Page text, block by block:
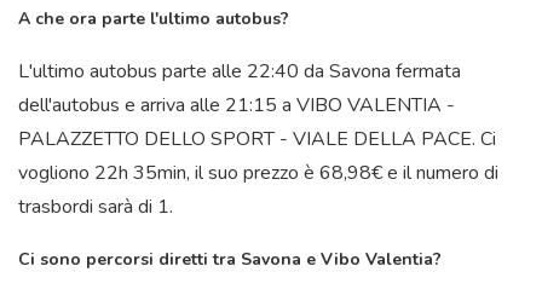
A che ora parte l'ultimo autobus?
L'ultimo autobus parte alle 22:40 da Savona fermata
dell'autobus e arriva alle 21:15 a VIBO VALENTIA -
PALAZZETTO DELLO SPORT - VIALE DELLA PACE. Ci
vogliono 22h 35min, il suo prezzo è 68,98€ e il numero di
trasbordi sarà di 1.
Ci sono percorsi diretti tra Savona e Vibo Valentia?